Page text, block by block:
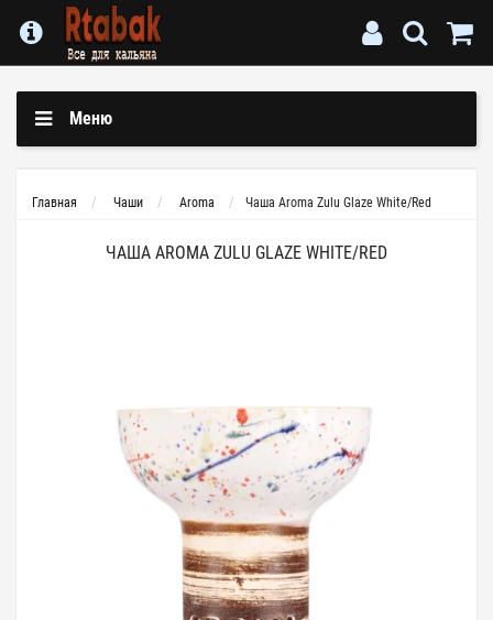
Меню
Главная Чаши Aroma Чаша Aroma Zulu Glaze White/Red
ЧАША AROMA ZULU GLAZE WHITE/RED